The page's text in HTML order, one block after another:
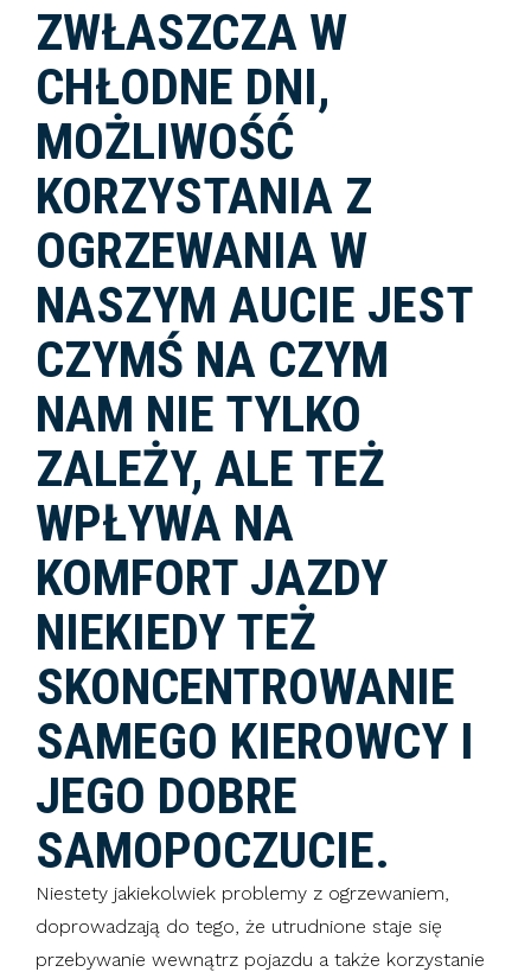
ZWŁASZCZA W
CHŁODNE DNI,
MOŻLIWOŚĆ
KORZYSTANIA Z
OGRZEWANIA W
NASZYM AUCIE JEST
CZYMŚ NA CZYM
NAM NIE TYLKO
ZALEŻY, ALE TEŻ
WPŁYWA NA
KOMFORT JAZDY
NIEKIEDY TEŻ
SKONCENTROWANIE
SAMEGO KIEROWCY I
JEGO DOBRE
SAMOPOCZUCIE.
Niestety jakiekolwiek problemy z ogrzewaniem,
doprowadzają do tego, że utrudnione staje się
przebywanie wewnątrz pojazdu a także korzystanie